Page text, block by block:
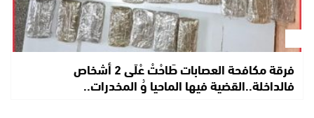
فرقة مكافحة العصابات طَاحْتْ عْلَى 2 أشخاص
فالداخلة..القضية فيها الماحيا وُ المخدرات..